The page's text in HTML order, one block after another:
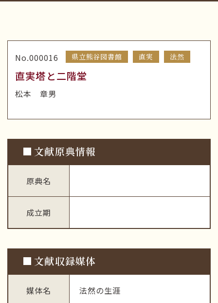
No.000016 県立熊谷図書館 直実 法然
直実塔と二階堂
松本 章男
文献原典情報
原典名
成立期
文献収録媒体
媒体名 法然の生涯